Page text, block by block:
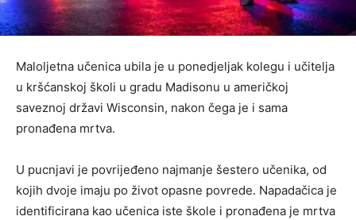
Maloljetna učenica ubila je u ponedjeljak kolegu i učitelja
u kršćanskoj školi u gradu Madisonu u američkoj
saveznoj državi Wisconsin, nakon čega je i sama
pronađena mrtva.
U pucnjavi je povrijeđeno najmanje šestero učenika, od
kojih dvoje imaju po život opasne povrede. Napadačica je
identificirana kao učenica iste škole i pronađena je mrtva